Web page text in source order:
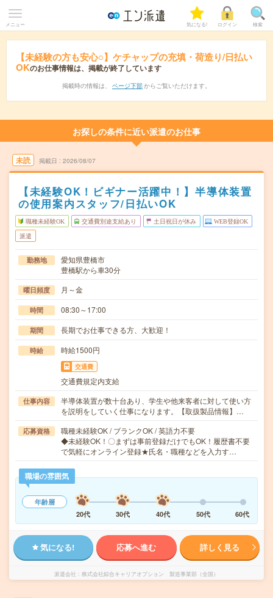
メニュー 気になる! ログイン 検索
【未経験の方も安心○】ケチャップの充填・荷造り/日払い
OKのお仕事情報は、掲載が終了しています
掲載時の情報は、 ページ下部 からご覧いただけます。
お探しの条件に近い派遣のお仕事
未読 掲載日 2026/08/07
【未経験OK！ビギナー活躍中！】半導体装置
の使用案内スタッフ/日払いOK
職種未経験OK 交通費別途支給あり 土日祝日が休み WEB登録OK
派遣
勤務地
愛知県豊橋市
豊橋駅から車30分
曜日頻度 月～金
時間 08:30～17:00
期間 長期でお仕事できる方、大歓迎！
時給 時給1500円
交通費
交通費規定内支給
仕事内容
半導体装置が数十台あり、学生や他来客者に対して使い方
を説明をしていく仕事になります。【取扱製品情報】…
応募資格
職種未経験OK / ブランクOK / 英語力不要
◆未経験OK！〇まずは事前登録だけでもOK！履歴書不要
で気軽にオンライン登録★氏名・職種などを入力す…
職場の雰囲気
年齢層
20代
30代 40代 50代 60代
気になる! 応募へ進む 詳しく見る
派遣会社 株式会社綜合キャリアオプション 製造事業部（全国）